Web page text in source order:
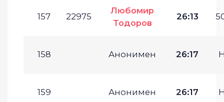
157 22975
Любомир
Тодоров
26:13
158 Анонимен 26:17
159 Анонимен 26:17